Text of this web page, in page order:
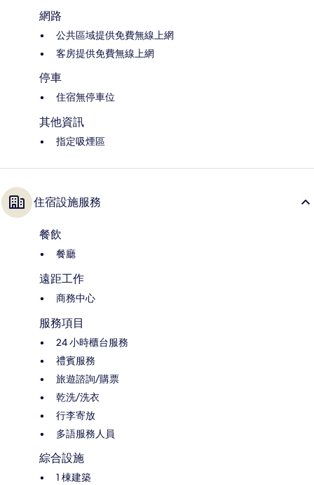
網路
公共區域提供免費無線上網
客房提供免費無線上網
停車
住宿無停車位
其他資訊
指定吸煙區
住宿設施服務
餐飲
餐廳
遠距工作
商務中心
服務項目
24 小時櫃台服務
禮賓服務
旅遊諮詢/購票
乾洗/洗衣
行李寄放
多語服務人員
綜合設施
1 棟建築